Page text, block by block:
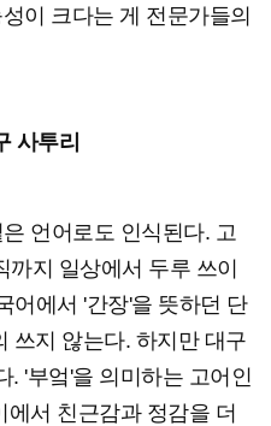
이 크다는 게 전문가들의
사투리
언어로도 인식된다. 고
지 일상에서 두루 쓰이
어에서 '간장'을 뜻하던 단
쓰지 않는다. 하지만 대구
. '부엌'을 의미하는 고어인
서 친근감과 정감을 더